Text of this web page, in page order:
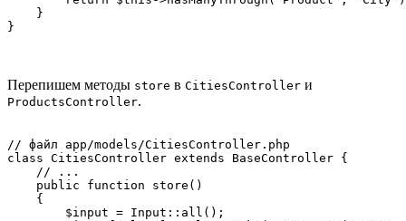
    }
Перепишем методы store в CitiesController и
ProductsController.
// файл app/models/CitiesController.php
class CitiesController extends BaseController {
    // ...
    public function store()
    {
        $input = Input::all();